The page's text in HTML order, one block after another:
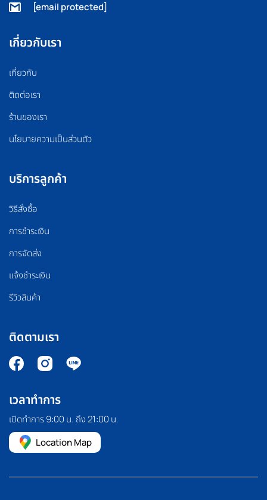
[email protected]
เกี่ยวกับเรา
เกี่ยวกับ
ติดต่อเรา
ร้านของเรา
นโยบายความเป็นส่วนตัว
บริการลูกค้า
วิธีสั่งซื้อ
การชำระเงิน
การจัดส่ง
แจ้งชำระเงิน
รีวิวสินค้า
ติดตามเรา
เวลาทำการ
เปิดทำการ 9:00 น. ถึง 21:00 น.
Location Map